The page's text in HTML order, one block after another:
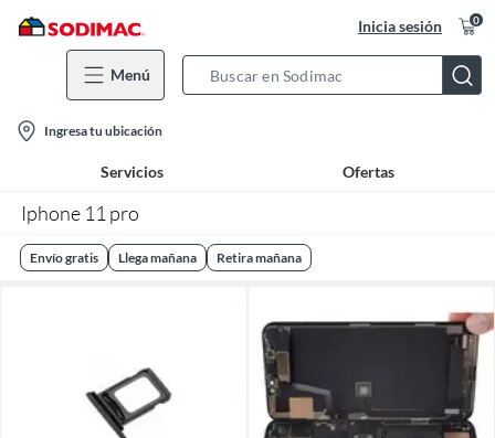
Inicia sesión 0
Menú
Bar
location-
icon
Ingresa tu ubicación
Servicios Ofertas
Iphone 11 pro
Envío gratis Llega mañana Retira mañana